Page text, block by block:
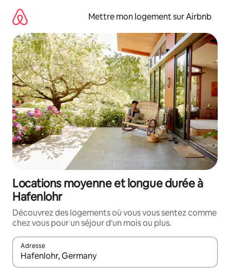
directement
contenu
Mettre mon logement sur Airbnb
Locations moyenne et longue durée à
Hafenlohr
Découvrez des logements où vous vous sentez comme
chez vous pour un séjour d'un mois ou plus.
Adresse
Lorsque les résultats s'affichent, utilisez les flèches vers le